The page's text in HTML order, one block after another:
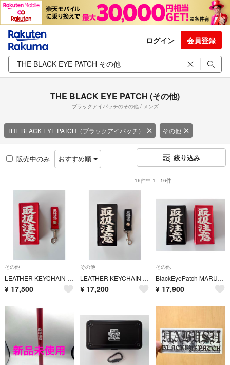
ログイン 会員登録
THE BLACK EYE PATCH (その他)
ブラックアイパッチのその他 / メンズ
THE BLACK EYE PATCH（ブラックアイパッチ） その他
販売中のみ おすすめ順 絞り込み
16件中 1 - 16件
その他
LEATHER KEYCHAIN & CERAMIC CASE SET
¥ 17,500
その他
LEATHER KEYCHAIN & CERAMIC CASE SET
¥ 17,200
その他
BlackEyePatch MARUHIRO CERAMICCASE 2個SET
¥ 17,900